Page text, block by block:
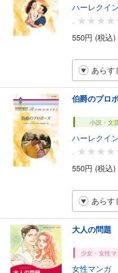
ハーレクイ
-
550円 (税込)
あらす
伯爵のプロ
小説・文
ハーレクイ
-
550円 (税込)
あらす
大人の問題
少女・女性
女性マンガ